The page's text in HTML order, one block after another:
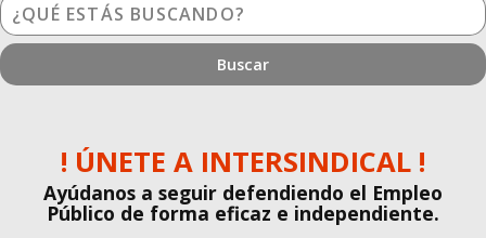
¿Qué
estás
buscando?
! ÚNETE A INTERSINDICAL !
Ayúdanos a seguir defendiendo el Empleo
Público de forma eficaz e independiente.